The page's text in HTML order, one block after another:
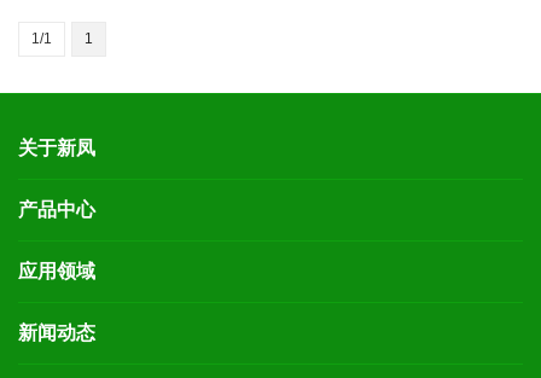
1
1/1
关于新凤
产品中心
应用领域
新闻动态